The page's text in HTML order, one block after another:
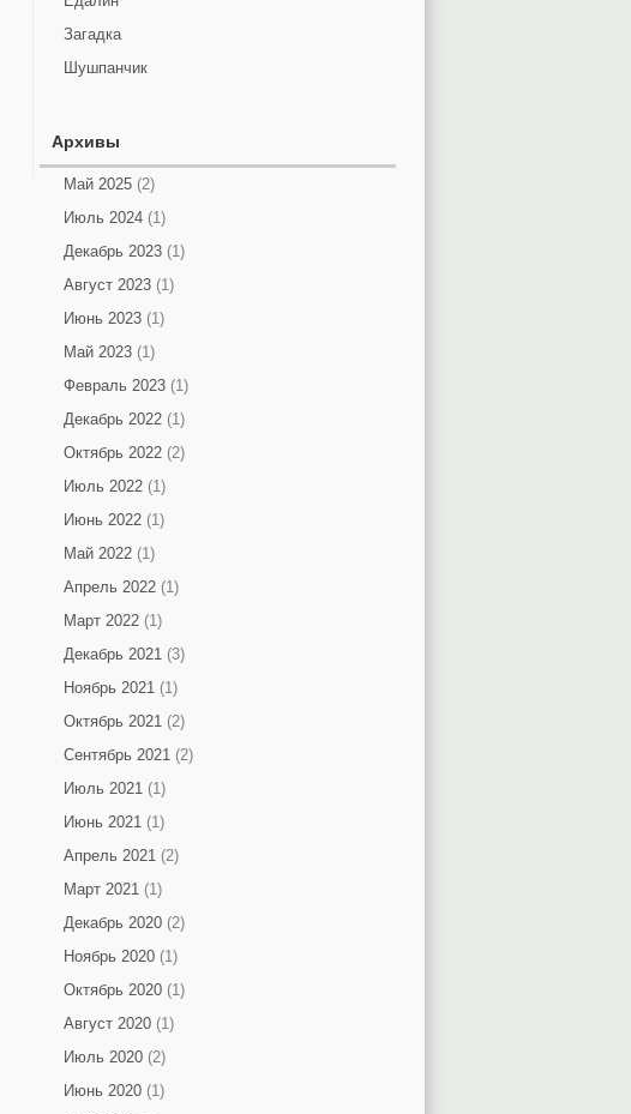
Загадка
Шушпанчик
Архивы
Май 2025(2)
Июль 2024(1)
Декабрь 2023(1)
Август 2023(1)
Июнь 2023(1)
Май 2023(1)
Февраль 2023(1)
Декабрь 2022(1)
Октябрь 2022(2)
Июль 2022(1)
Июнь 2022(1)
Май 2022(1)
Апрель 2022(1)
Март 2022(1)
Декабрь 2021(3)
Ноябрь 2021(1)
Октябрь 2021(2)
Сентябрь 2021(2)
Июль 2021(1)
Июнь 2021(1)
Апрель 2021(2)
Март 2021(1)
Декабрь 2020(2)
Ноябрь 2020(1)
Октябрь 2020(1)
Август 2020(1)
Июль 2020(2)
Июнь 2020(1)